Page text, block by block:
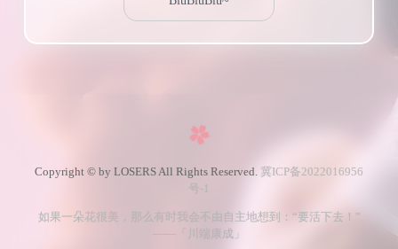
Copyright © by LOSERS All Rights Reserved. 冀ICP备2022016956
号-1
如果一朵花很美，那么有时我会不由自主地想到：“要活下去！”
——「川端康成」